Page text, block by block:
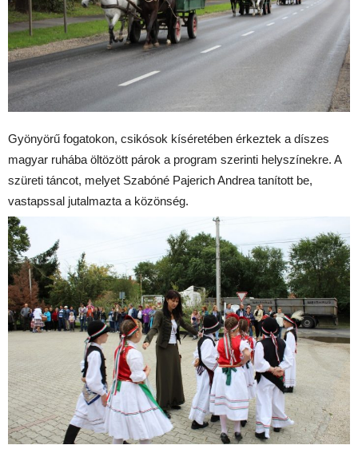
Gyönyörű fogatokon, csikósok kíséretében érkeztek a díszes
magyar ruhába öltözött párok a program szerinti helyszínekre. A
szüreti táncot, melyet Szabóné Pajerich Andrea tanított be,
vastapssal jutalmazta a közönség.